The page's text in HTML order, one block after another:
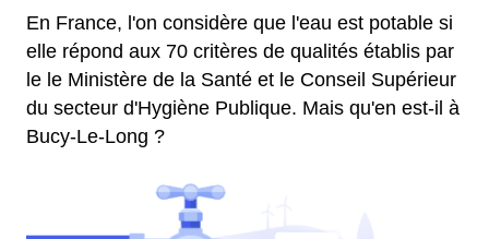
En France, l'on considère que l'eau est potable si
elle répond aux 70 critères de qualités établis par
le le Ministère de la Santé et le Conseil Supérieur
du secteur d'Hygiène Publique. Mais qu'en est-il à
Bucy-Le-Long ?